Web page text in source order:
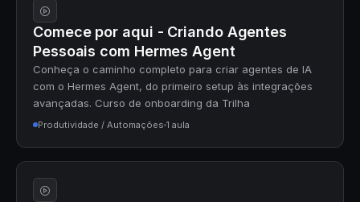
Comece por aqui - Criando Agentes
Pessoais com Hermes Agent
Conheça o caminho completo para criar agentes de IA
com o Hermes Agent, do primeiro setup às integrações
avançadas. Curso de onboarding da Trilha
Produtividade / Automações 1 aula